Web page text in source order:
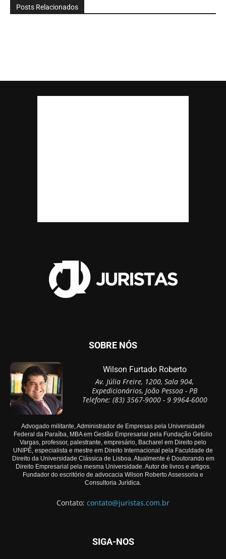
Posts Relacionados
SOBRE NÓS
Wilson Furtado Roberto
Av. Júlia Freire, 1200, Sala 904,
Expedicionários, João Pessoa - PB
Telefone: (83) 3567-9000 - 9 9964-6000
Advogado militante, Administrador de Empresas pela Universidade
Federal da Paraíba, MBA em Gestão Empresarial pela Fundação Getúlio
Vargas, professor, palestrante, empresário, Bacharel em Direito pelo
UNIPÊ, especialista e mestre em Direito Internacional pela Faculdade de
Direito da Universidade Clássica de Lisboa. Atualmente é Doutorando em
Direito Empresarial pela mesma Universidade. Autor de livros e artigos.
Fundador do escritório de advocacia Wilson Roberto Assessoria e
Consultoria Jurídica.
Contato: contato@juristas.com.br
SIGA-NOS